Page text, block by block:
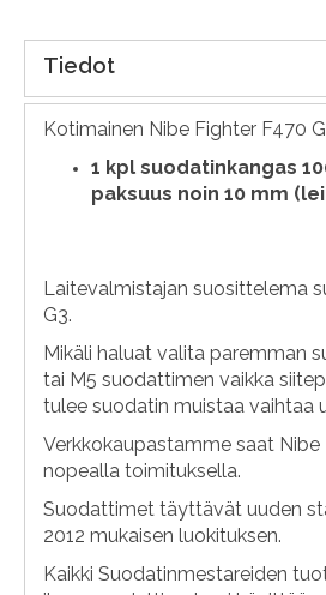
Tiedot
Kotimainen Nibe Fighter F470
1 kpl suodatinkangas
paksuus noin 10 mm
Laitevalmistajan suosittelema
G3.
Mikäli haluat valita paremman
tai M5 suodattimen vaikka
tulee suodatin muistaa vaihtaa
Verkkokaupastamme saat
nopealla toimituksella.
Suodattimet täyttävät uuden
2012 mukaisen luokituksen.
Kaikki Suodatinmestareiden